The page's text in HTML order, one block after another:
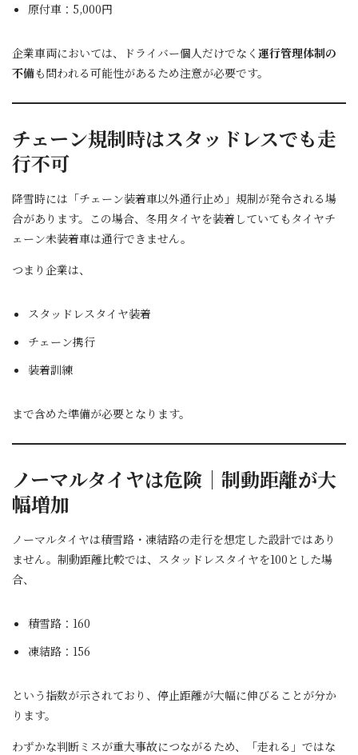
原付車：5,000円
企業車両においては、ドライバー個人だけでなく 運行管理体制の
不備も問われる可能性があるため注意が必要です。
チェーン規制時はスタッドレスでも走
行不可
降雪時には「チェーン装着車以外通行止め」規制が発令される場
合があります。この場合、冬用タイヤを装着していてもタイヤチ
ェーン未装着車は通行できません。
つまり企業は、
スタッドレスタイヤ装着
チェーン携行
装着訓練
まで含めた準備が必要となります。
ノーマルタイヤは危険｜制動距離が大
幅増加
ノーマルタイヤは積雪路・凍結路の走行を想定した設計ではあり
ません。制動距離比較では、スタッドレスタイヤを100とした場
合、
積雪路：160
凍結路：156
という指数が示されており、停止距離が大幅に伸びることが分か
ります。
わずかな判断ミスが重大事故につながるため、「走れる」ではな